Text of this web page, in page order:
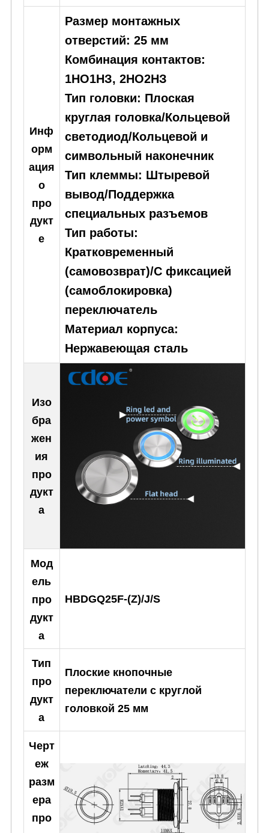
Инф
орм
ация
о
про
дукт
е
Размер монтажных
отверстий: 25 мм
Комбинация контактов:
1НО1НЗ, 2НО2НЗ
Тип головки: Плоская
круглая головка/Кольцевой
светодиод/Кольцевой и
символьный наконечник
Тип клеммы: Штыревой
вывод/Поддержка
специальных разъемов
Тип работы:
Кратковременный
(самовозврат)/С фиксацией
(самоблокировка)
переключатель
Материал корпуса:
Нержавеющая сталь
Изо
бра
жен
ия
про
дукт
а
Мод
ель
про
дукт
а
HBDGQ25F-(Z)/J/S
Тип
про
дукт
а
Плоские кнопочные
переключатели с круглой
головкой 25 мм
Черт
еж
разм
ера
про